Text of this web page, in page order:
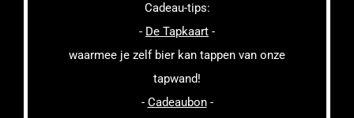
Cadeau-tips:
- De Tapkaart -
waarmee je zelf bier kan tappen van onze
tapwand!
- Cadeaubon-